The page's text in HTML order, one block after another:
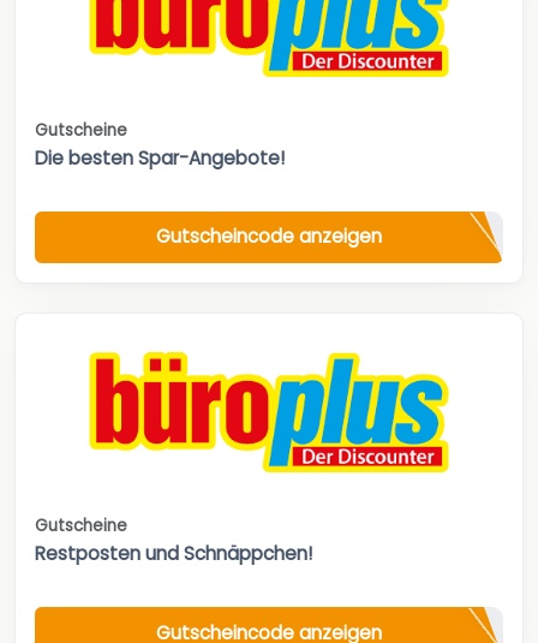
Gutscheine
Die besten Spar-Angebote!
Gutscheincode anzeigen
Gutscheine
Restposten und Schnäppchen!
Gutscheincode anzeigen